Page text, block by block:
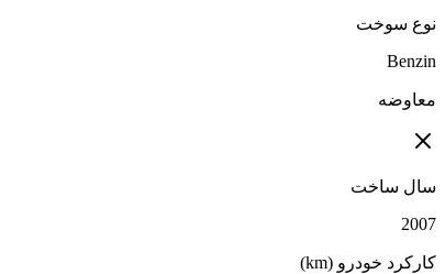
نوع سوخت
Benzin
معاوضه
سال ساخت
2007
کارکرد خودرو (km)